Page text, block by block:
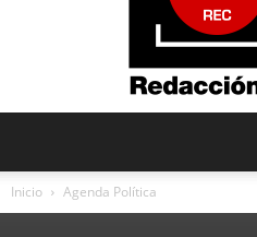
Inicio Agenda Política